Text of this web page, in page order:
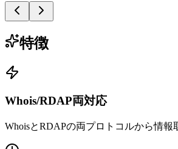
特徴
Whois/RDAP両対応
WhoisとRDAPの両プロトコルから情報